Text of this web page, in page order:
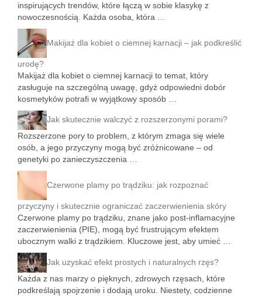
inspirujących trendów, które łączą w sobie klasykę z
nowoczesnością. Każda osoba, która …
Makijaż dla kobiet o ciemnej karnacji – jak podkreślić
urodę?
Makijaż dla kobiet o ciemnej karnacji to temat, który
zasługuje na szczególną uwagę, gdyż odpowiedni dobór
kosmetyków potrafi w wyjątkowy sposób …
Jak skutecznie walczyć z rozszerzonymi porami?
Rozszerzone pory to problem, z którym zmaga się wiele
osób, a jego przyczyny mogą być zróżnicowane – od
genetyki po zanieczyszczenia …
Czerwone plamy po trądziku: jak rozpoznać
przyczyny i skutecznie ograniczać zaczerwienienia skóry
Czerwone plamy po trądziku, znane jako post-inflamacyjne
zaczerwienienia (PIE), mogą być frustrującym efektem
ubocznym walki z trądzikiem. Kluczowe jest, aby umieć …
Jak uzyskać efekt prostych i naturalnych rzęs?
Każda z nas marzy o pięknych, zdrowych rzęsach, które
podkreślają spojrzenie i dodają uroku. Niestety, codzienne